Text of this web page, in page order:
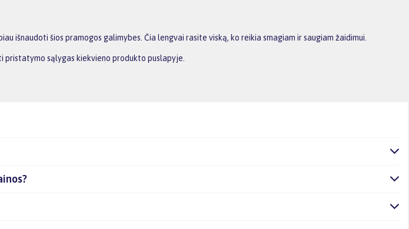
išnaudoti šios pramogos galimybes. Čia lengvai rasite viską, ko reikia smagiam ir saugiam žaidimui.
sąlygas kiekvieno produkto puslapyje.